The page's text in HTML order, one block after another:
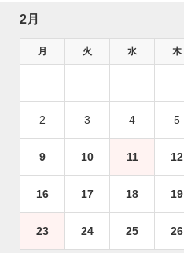
2月
月 火 水 木
2 3 4 5
9 10 11 12
16 17 18 19
23 24 25 26